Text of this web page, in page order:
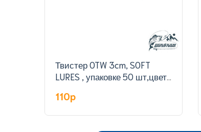
Твистер OTW 3cm, SOFT
LURES , упаковке 50 шт,цвет
110p